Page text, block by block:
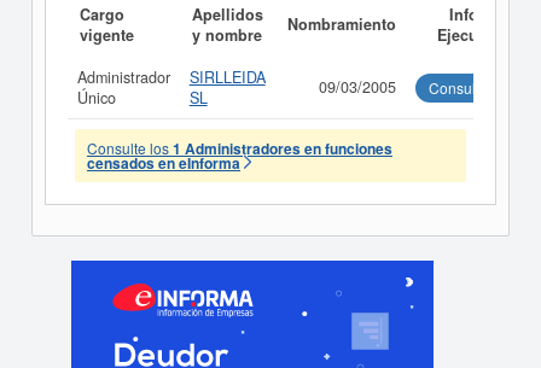
Cargo
vigente
Apellidos
y nombre
Nombramiento
Informe
Ejecutivo
Administrador
Único
SIRLLEIDA
SL
09/03/2005 Consultar
Consulte los1 Administradores en funciones
censados en eInforma